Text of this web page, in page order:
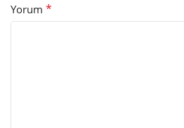
Yorum *